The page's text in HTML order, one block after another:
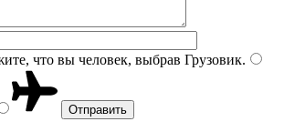
что вы человек, выбрав Грузовик.